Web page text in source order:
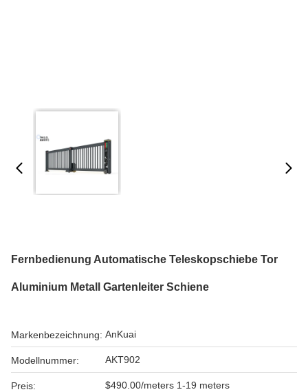
Fernbedienung Automatische Teleskopschiebe Tor
Aluminium Metall Gartenleiter Schiene
Markenbezeichnung: AnKuai
Modellnummer: AKT902
Preis: $490.00/meters 1-19 meters